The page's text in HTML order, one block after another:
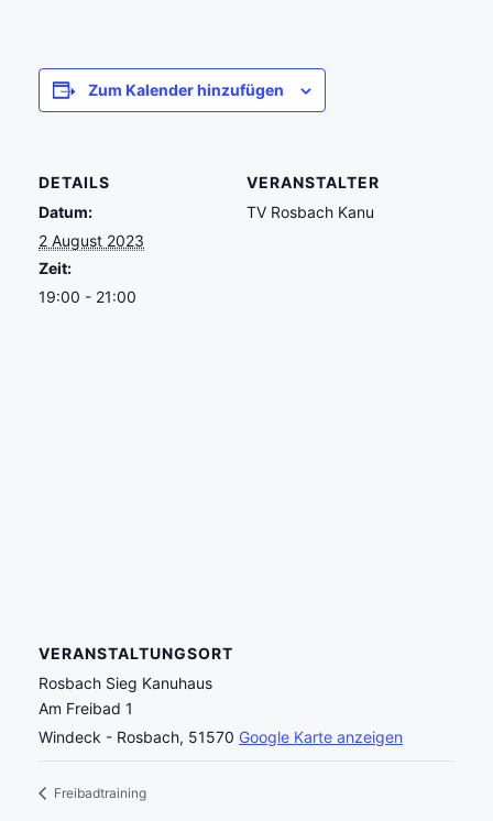
Zum Kalender hinzufügen
DETAILS
Datum:
2 August 2023
Zeit:
19:00 - 21:00
VERANSTALTER
TV Rosbach Kanu
VERANSTALTUNGSORT
Rosbach Sieg Kanuhaus
Am Freibad 1
Windeck - Rosbach, 51570 Google Karte anzeigen
Freibadtraining